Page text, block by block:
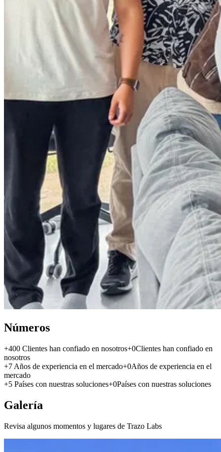
Números
+400 Clientes han confiado en nosotros+0Clientes han confiado en
nosotros
+7 Años de experiencia en el mercado+0Años de experiencia en el
mercado
+5 Países con nuestras soluciones+0Países con nuestras soluciones
Galería
Revisa algunos momentos y lugares de Trazo Labs